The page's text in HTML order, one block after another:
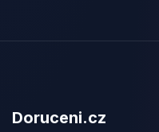
Doruceni.cz